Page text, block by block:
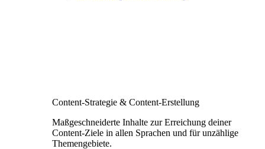
Content-Strategie & Content-Erstellung
Maßgeschneiderte Inhalte zur Erreichung deiner
Content-Ziele in allen Sprachen und für unzählige
Themengebiete.